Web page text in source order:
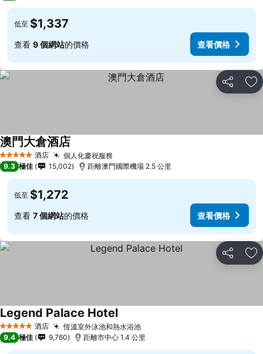
低至 $1,337
查看 9 個網站的價格 查看價格
分享 放
5 星級 酒店 個人化慶祝服務
澳門大倉酒店
9.3 極佳 15,002 距離澳門國際機場 2.5 公里
低至 $1,272
查看 7 個網站的價格 查看價格
分享 放
5 星級 酒店 恆溫室外泳池和熱水浴池
Legend Palace Hotel
9.4 極佳 9,760 距離市中心 1.4 公里